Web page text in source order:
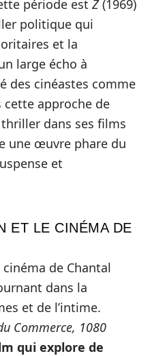
période est Z(1969)
politique qui
et la
large écho à
des cinéastes comme
cette approche de
dans ses films
une œuvre phare du
et
ET LE CINÉMA DE
de Chantal
dans la
et de l’intime.
Commerce, 1080
qui explore de